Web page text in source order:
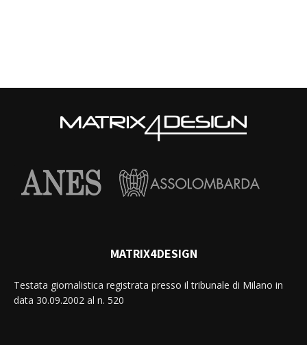
MATRIX4DESIGN
Testata giornalistica registrata presso il tribunale di Milano in
data 30.09.2002 al n. 520